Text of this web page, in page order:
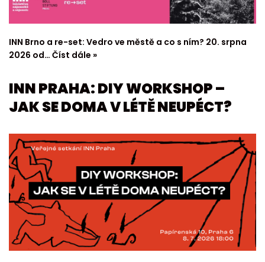
INN Brno a re-set: Vedro ve městě a co s ním? 20. srpna
2026 od… Číst dále »
INN PRAHA: DIY WORKSHOP –
JAK SE DOMA V LÉTĚ NEUPÉCT?